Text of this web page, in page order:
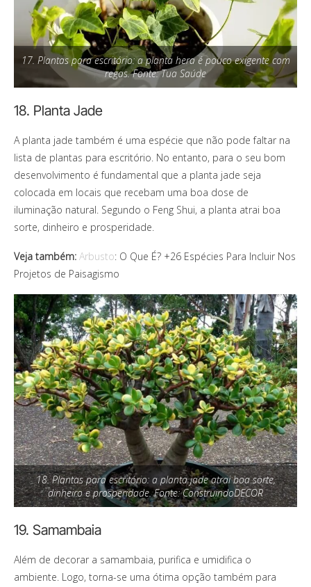
17. Plantas para escritório: a planta hera é pouco exigente com
regas. Fonte: Tua Saúde
18. Planta Jade
A planta jade também é uma espécie que não pode faltar na
lista de plantas para escritório. No entanto, para o seu bom
desenvolvimento é fundamental que a planta jade seja
colocada em locais que recebam uma boa dose de
iluminação natural. Segundo o Feng Shui, a planta atrai boa
sorte, dinheiro e prosperidade.
Veja também: Arbusto: O Que É? +26 Espécies Para Incluir Nos
Projetos de Paisagismo
18. Plantas para escritório: a planta jade atrai boa sorte,
dinheiro e prosperidade. Fonte: ConstruindoDECOR
19. Samambaia
Além de decorar a samambaia, purifica e umidifica o
ambiente. Logo, torna-se uma ótima opção também para